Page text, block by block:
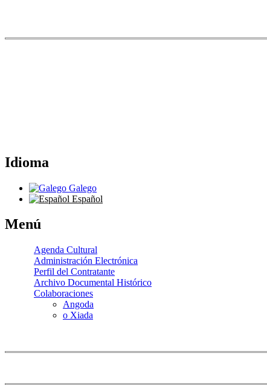
Idioma
Galego
Español
Menú
Agenda Cultural
Administración Electrónica
Perfil del Contratante
Archivo Documental Histórico
Colaboraciones
Angoda
o Xiada